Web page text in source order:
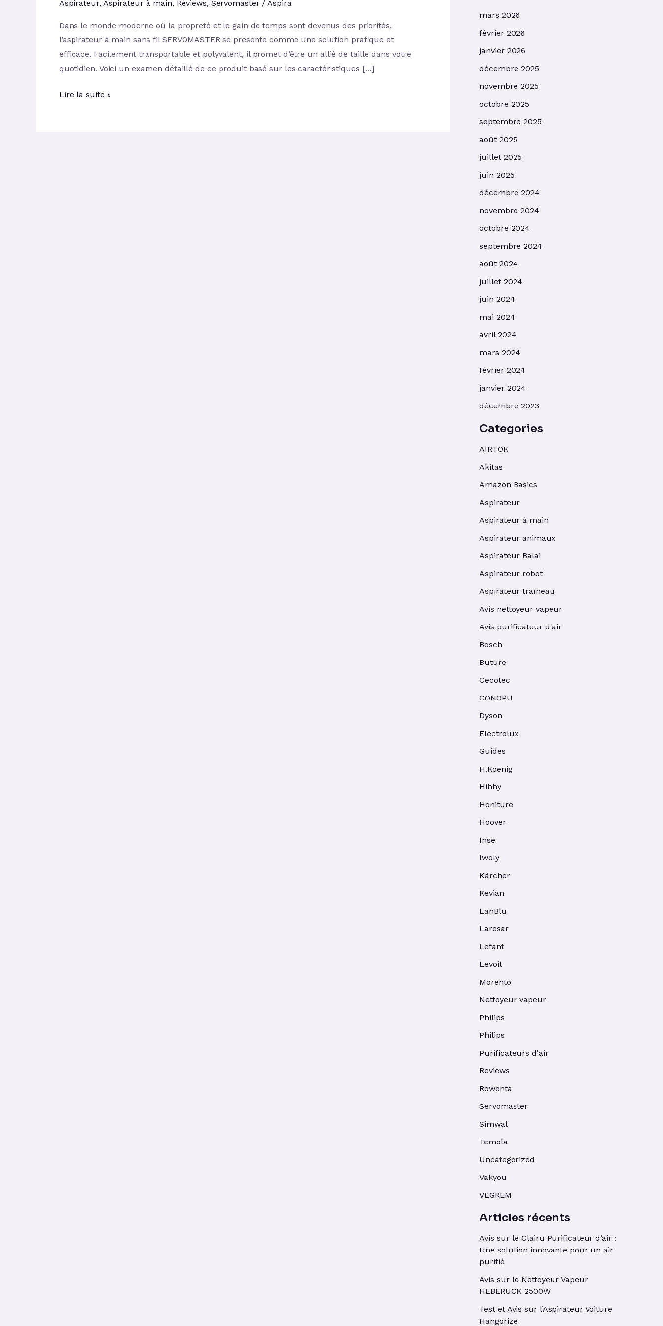
Aspirateur, Aspirateur à main, Reviews, Servomaster / Aspira
Dans le monde moderne où la propreté et le gain de temps sont devenus des priorités,
l’aspirateur à main sans fil SERVOMASTER se présente comme une solution pratique et
efficace. Facilement transportable et polyvalent, il promet d’être un allié de taille dans votre
quotidien. Voici un examen détaillé de ce produit basé sur les caractéristiques […]
Lire la suite »
mars 2026
février 2026
janvier 2026
décembre 2025
novembre 2025
octobre 2025
septembre 2025
août 2025
juillet 2025
juin 2025
décembre 2024
novembre 2024
octobre 2024
septembre 2024
août 2024
juillet 2024
juin 2024
mai 2024
avril 2024
mars 2024
février 2024
janvier 2024
décembre 2023
Categories
AIRTOK
Akitas
Amazon Basics
Aspirateur
Aspirateur à main
Aspirateur animaux
Aspirateur Balai
Aspirateur robot
Aspirateur traîneau
Avis nettoyeur vapeur
Avis purificateur d'air
Bosch
Buture
Cecotec
CONOPU
Dyson
Electrolux
Guides
H.Koenig
Hihhy
Honiture
Hoover
Inse
Iwoly
Kärcher
Kevian
LanBlu
Laresar
Lefant
Levoit
Morento
Nettoyeur vapeur
Philips
Philips
Purificateurs d'air
Reviews
Rowenta
Servomaster
Simwal
Temola
Uncategorized
Vakyou
VEGREM
Articles récents
Avis sur le Clairu Purificateur d’air :
Une solution innovante pour un air
purifié
Avis sur le Nettoyeur Vapeur
HEBERUCK 2500W
Test et Avis sur l’Aspirateur Voiture
Hangorize